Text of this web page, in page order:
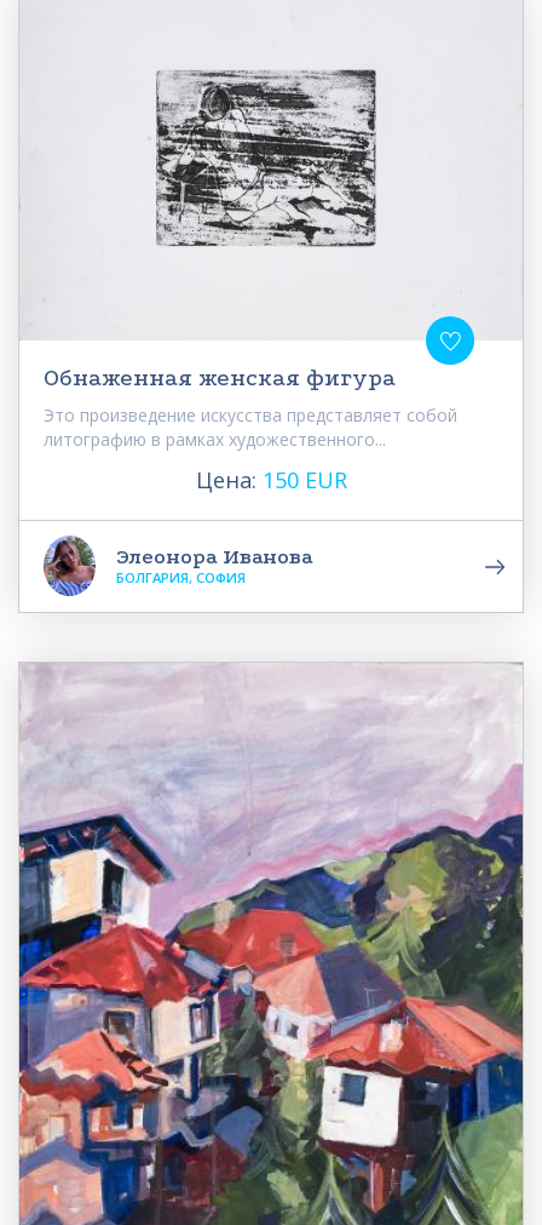
Обнаженная женская фигура
Это произведение искусства представляет собой
литографию в рамках художественного...
Цена: 150 EUR
Элеонора Иванова
БОЛГАРИЯ, СОФИЯ